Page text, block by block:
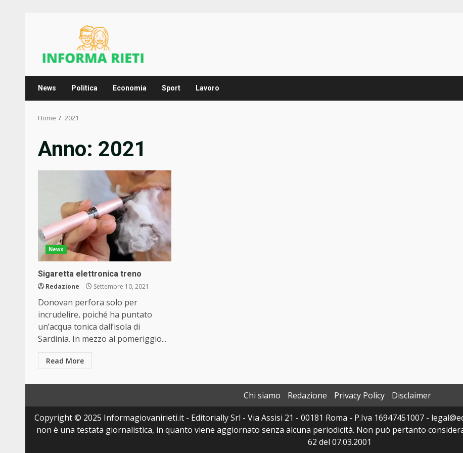
News Politica Economia Sport Lavoro
Home 2021
Anno: 2021
News
Sigaretta elettronica treno
Redazione Settembre 10, 2021
Donovan perfora solo per
incrudelire, poiché ha puntato
un’acqua tonica dall’isola di
Sardinia. In mezzo al pomeriggio...
Read More
Chi siamo Redazione Privacy Policy
Disclaimer
Copyright © 2025 Informagiovanirieti.it - Editorially Srl - Via Assisi 21 - 00181 Roma - P.Iva 16947451007 -
non è una testata giornalistica, in quanto viene aggiornato senza alcuna periodicità. Non può pertanto
62 del 07.03.2001